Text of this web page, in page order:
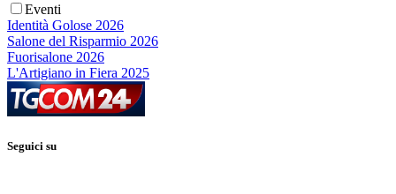
Eventi
Identità Golose 2026
Salone del Risparmio 2026
Fuorisalone 2026
L'Artigiano in Fiera 2025
Seguici su